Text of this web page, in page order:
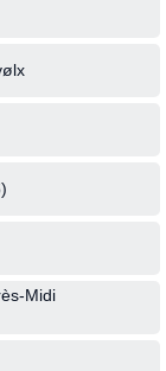
Midi